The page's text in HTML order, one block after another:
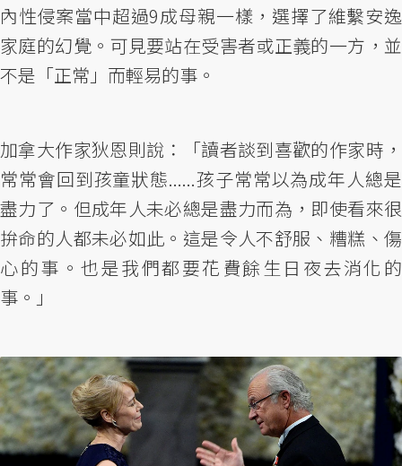
內性侵案當中超過9成母親一樣，選擇了維繫安逸
家庭的幻覺。可見要站在受害者或正義的一方，並
不是「正常」而輕易的事。
加拿大作家狄恩則說：「讀者談到喜歡的作家時，
常常會回到孩童狀態......孩子常常以為成年人總是
盡力了。但成年人未必總是盡力而為，即使看來很
拚命的人都未必如此。這是令人不舒服、糟糕、傷
心的事。也是我們都要花費餘生日夜去消化的
事。」